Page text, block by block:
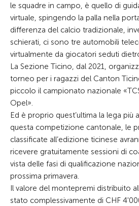
le squadre in campo, è quello di
virtuale, spingendo la palla nella
differenza del calcio tradizionale,
schierati, ci sono tre automobili
virtualmente da giocatori seduti
La Sezione Ticino, dal 2021,
torneo per i ragazzi del Canton
piccolo il campionato nazionale
Opel».
Ed è proprio quest’ultima la lega più
questa competizione cantonale, le
classificate all’edizione ticinese
ricevere gratuitamente sessioni di
vista delle fasi di qualificazione
prossima primavera.
Il valore del montepremi distribuito
stato complessivamente di CHF